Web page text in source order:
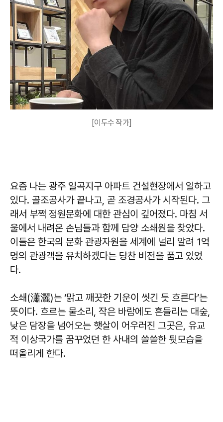
[이두수 작가]
요즘 나는 광주 일곡지구 아파트 건설현장에서 일하고
있다. 골조공사가 끝나고, 곧 조경공사가 시작된다. 그
래서 부쩍 정원문화에 대한 관심이 깊어졌다. 마침 서
울에서 내려온 손님들과 함께 담양 소쇄원을 찾았다.
이들은 한국의 문화 관광자원을 세계에 널리 알려 1억
명의 관광객을 유치하겠다는 당찬 비전을 품고 있었
다.
소쇄(瀟灑)는 ‘맑고 깨끗한 기운이 씻긴 듯 흐른다’는
뜻이다. 흐르는 물소리, 작은 바람에도 흔들리는 대숲,
낮은 담장을 넘어오는 햇살이 어우러진 그곳은, 유교
적 이상국가를 꿈꾸었던 한 사내의 쓸쓸한 뒷모습을
떠올리게 한다.